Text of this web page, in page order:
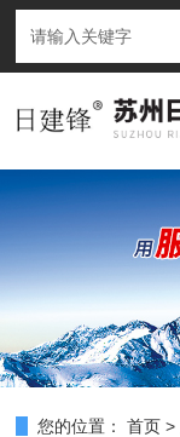
您的位置： 首页 >